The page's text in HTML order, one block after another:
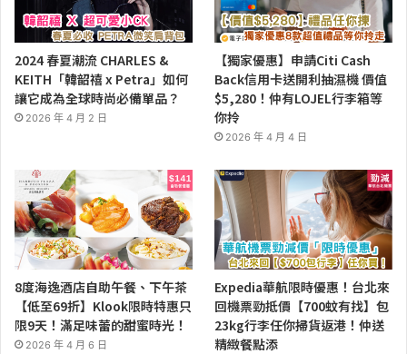
2024 春夏潮流 CHARLES &
KEITH「韓韶禧 x Petra」如何
讓它成為全球時尚必備單品？
2026 年 4 月 2 日
【獨家優惠】申請Citi Cash
Back信用卡送開利抽濕機 價值
$5,280！仲有LOJEL行李箱等
你拎
2026 年 4 月 4 日
8度海逸酒店自助午餐、下午茶
【低至69折】Klook限時特惠只
限9天！滿足味蕾的甜蜜時光！
2026 年 4 月 6 日
Expedia華航限時優惠！台北來
回機票勁抵價【700蚊有找】包
23kg行李任你掃貨返港！仲送
精緻餐點添